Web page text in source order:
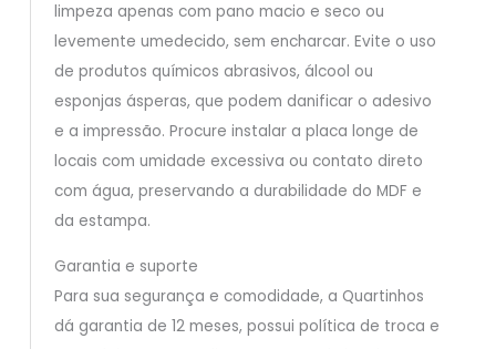
limpeza apenas com pano macio e seco ou
levemente umedecido, sem encharcar. Evite o uso
de produtos químicos abrasivos, álcool ou
esponjas ásperas, que podem danificar o adesivo
e a impressão. Procure instalar a placa longe de
locais com umidade excessiva ou contato direto
com água, preservando a durabilidade do MDF e
da estampa.
Garantia e suporte
Para sua segurança e comodidade, a Quartinhos
dá garantia de 12 meses, possui política de troca e